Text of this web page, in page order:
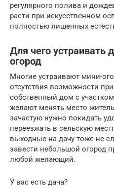
регулярного полива и
расти при искусственном
полностью лишенных
Для чего
огород
Многие устраивают мини-
отсутствия возможности
собственный дом с
желают менять место
зачастую нужно покидать
переезжать в сельскую
выходные на дачу тоже не
завести небольшой огород
любой желающий.
У вас есть дача?